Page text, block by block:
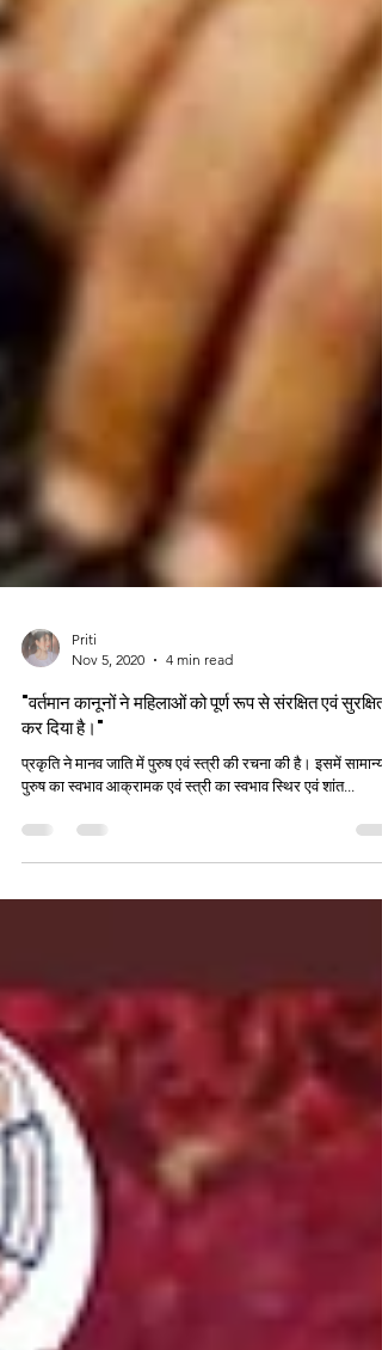
Priti
Nov 5, 2020
4 min read
"वर्तमान कानूनों ने महिलाओं को पूर्ण रूप से संरक्षित एवं सुरक्षित
कर दिया है।"
प्रकृति ने मानव जाति में पुरुष एवं स्त्री की रचना की है। इसमें सामान्यतः